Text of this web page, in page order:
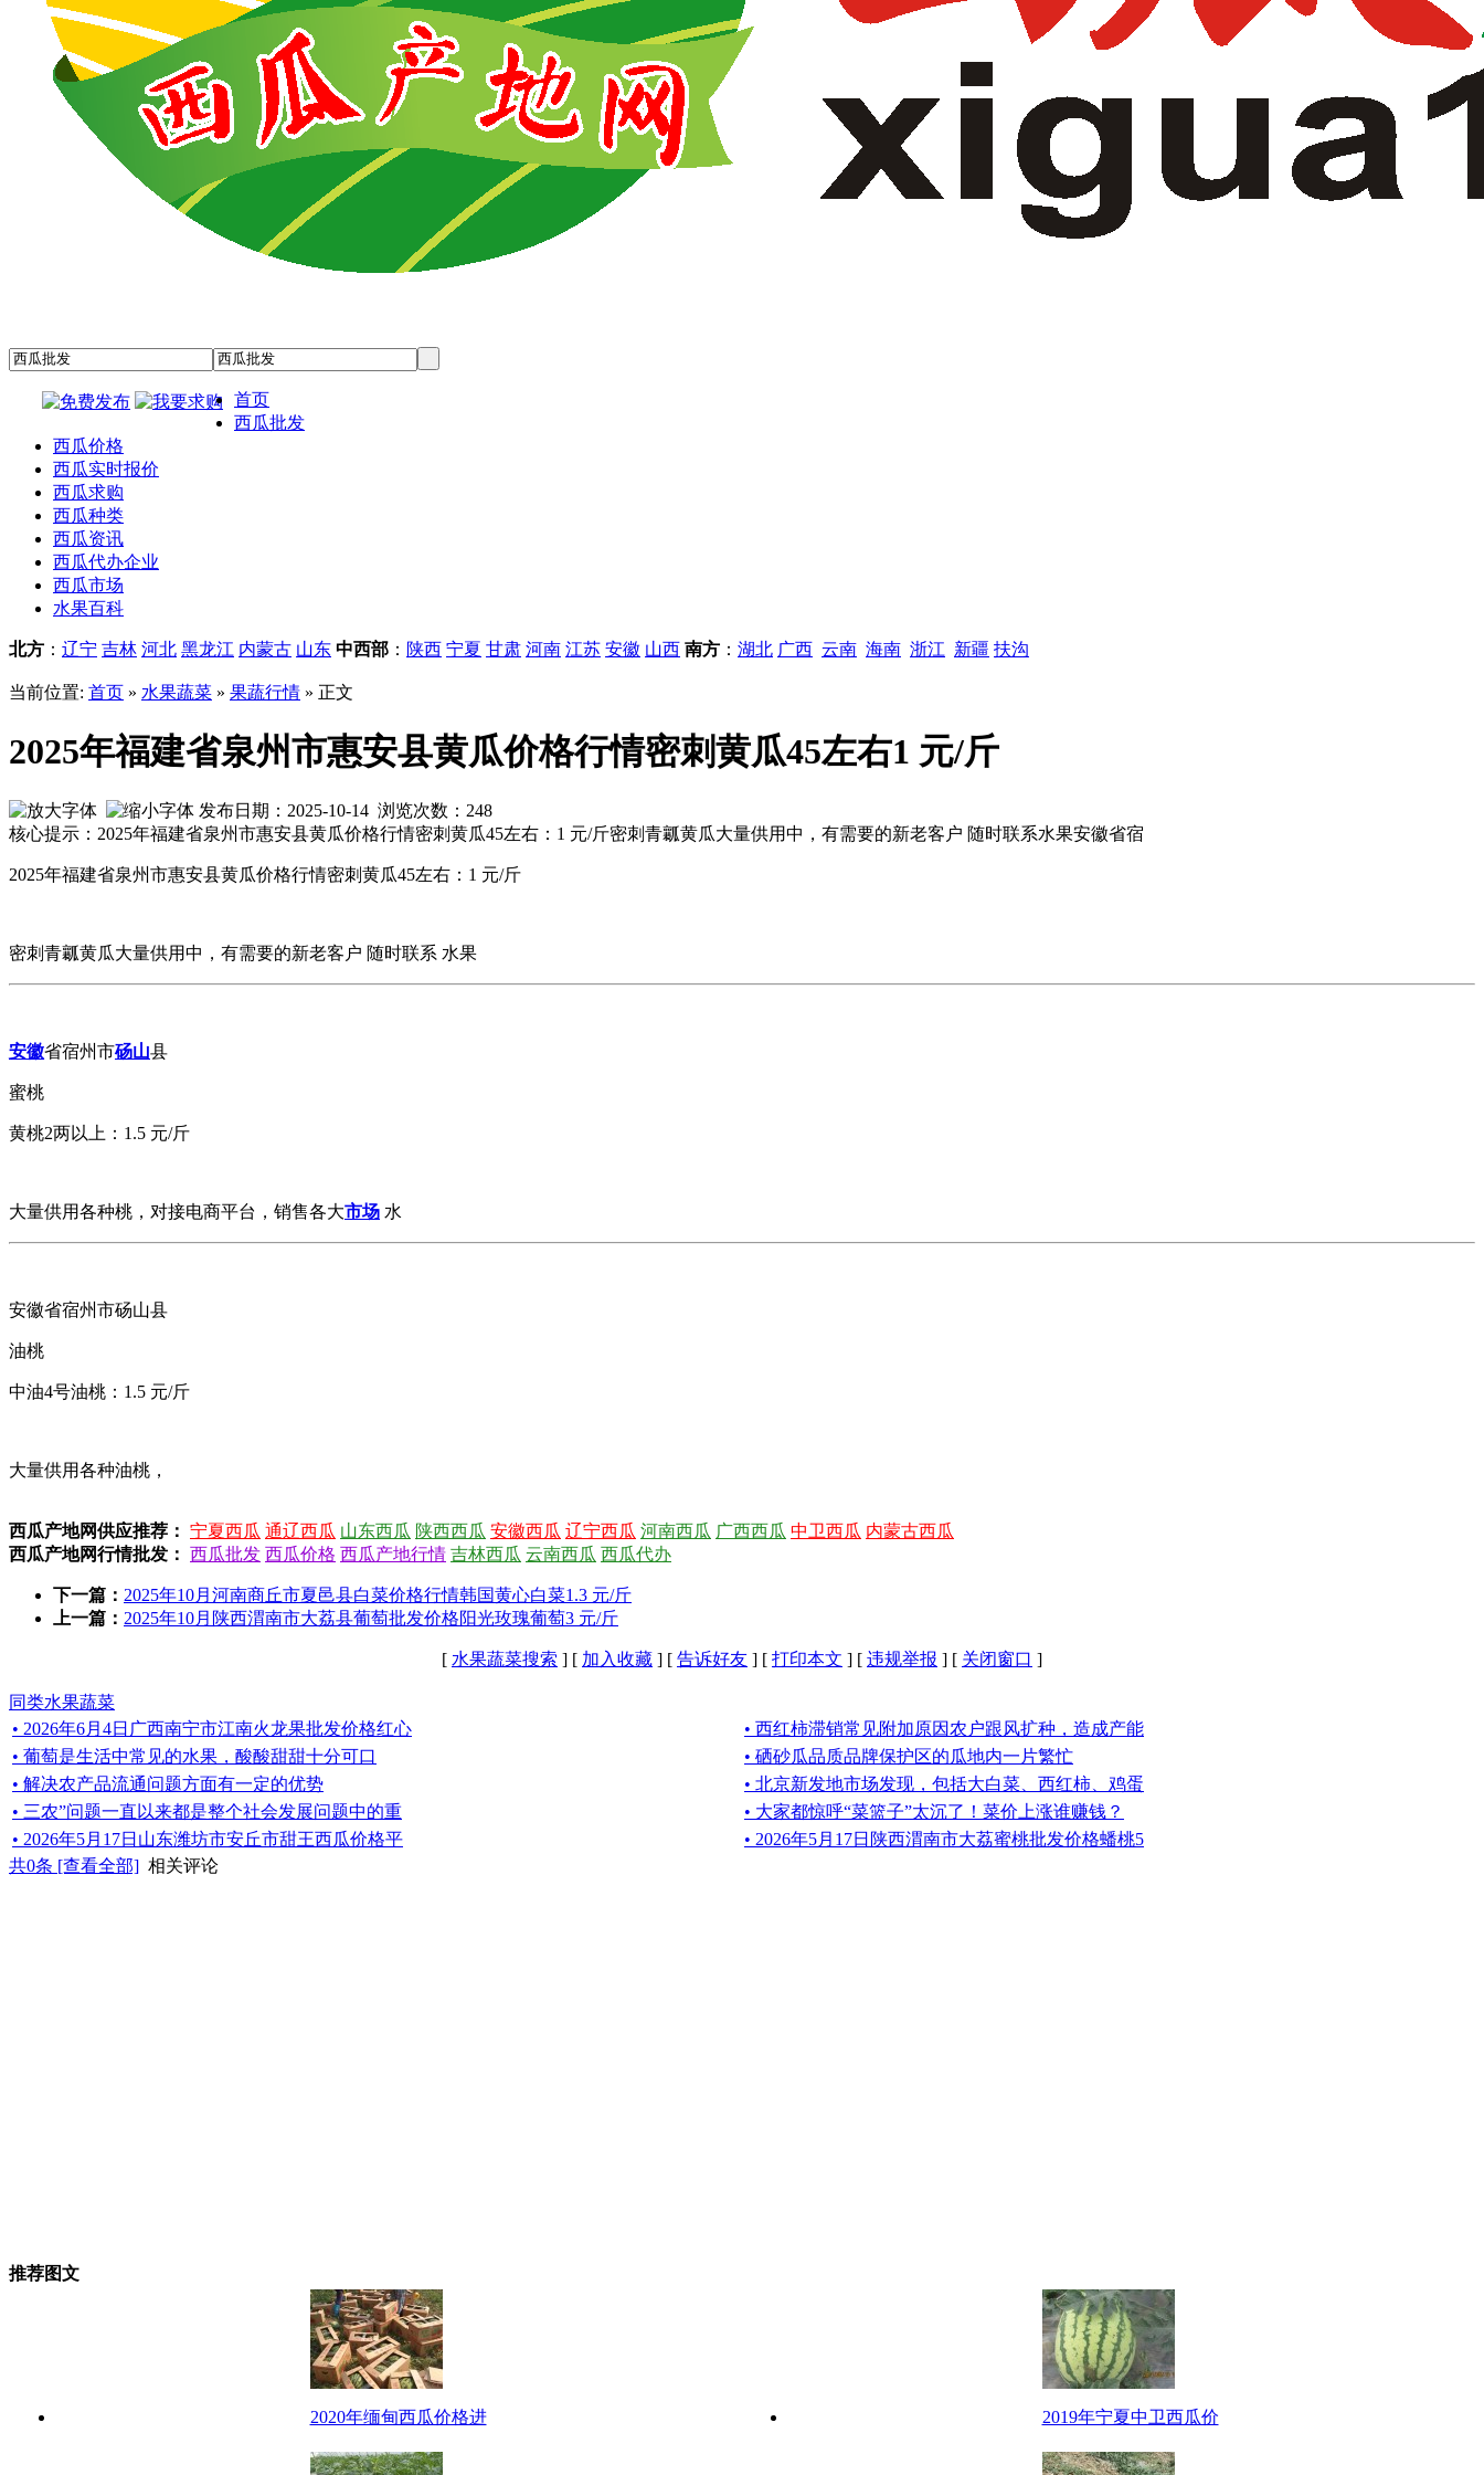
首页
西瓜批发
西瓜价格
西瓜实时报价
西瓜求购
西瓜种类
西瓜资讯
西瓜代办企业
西瓜市场
水果百科
北方 ： 辽宁 吉林 河北 黑龙江 内蒙古 山东 中西部 ： 陕西 宁夏 甘肃 河南 江苏 安徽 山西 南方 ： 湖北 广西 云南 海南 浙江 新疆 扶沟
当前位置: 首页 » 水果蔬菜 » 果蔬行情 » 正文
2025年福建省泉州市惠安县黄瓜价格行情密刺黄瓜45左右1 元/斤
发布日期：2025-10-14 浏览次数： 248
核心提示：2025年福建省泉州市惠安县黄瓜价格行情密刺黄瓜45左右：1 元/斤密刺青瓤黄瓜大量供用中，有需要的新老客户 随时联系水果安徽省宿
2025年福建省泉州市惠安县黄瓜价格行情密刺黄瓜45左右：1 元/斤
密刺青瓤黄瓜大量供用中，有需要的新老客户 随时联系 水果
安徽省宿州市砀山县
蜜桃
黄桃2两以上：1.5 元/斤
大量供用各种桃，对接电商平台，销售各大市场 水
安徽省宿州市砀山县
油桃
中油4号油桃：1.5 元/斤
大量供用各种油桃，
西瓜产地网供应推荐： 宁夏西瓜 通辽西瓜 山东西瓜 陕西西瓜 安徽西瓜 辽宁西瓜 河南西瓜 广西西瓜 中卫西瓜 内蒙古西瓜
西瓜产地网行情批发： 西瓜批发 西瓜价格 西瓜产地行情 吉林西瓜 云南西瓜 西瓜代办
下一篇： 2025年10月河南商丘市夏邑县白菜价格行情韩国黄心白菜1.3 元/斤
上一篇： 2025年10月陕西渭南市大荔县葡萄批发价格阳光玫瑰葡萄3 元/斤
[ 水果蔬菜搜索 ] [ 加入收藏 ] [ 告诉好友 ] [ 打印本文 ] [ 违规举报 ] [ 关闭窗口 ]
同类水果蔬菜
• 2026年6月4日广西南宁市江南火龙果批发价格红心
• 西红柿滞销常见附加原因农户跟风扩种，造成产能
• 葡萄是生活中常见的水果，酸酸甜甜十分可口
• 硒砂瓜品质品牌保护区的瓜地内一片繁忙
• 解决农产品流通问题方面有一定的优势
• 北京新发地市场发现，包括大白菜、西红柿、鸡蛋
• 三农”问题一直以来都是整个社会发展问题中的重
• 大家都惊呼“菜篮子”太沉了！菜价上涨谁赚钱？
• 2026年5月17日山东潍坊市安丘市甜王西瓜价格平
• 2026年5月17日陕西渭南市大荔蜜桃批发价格蟠桃5
共0条 [查看全部] 相关评论
推荐图文
2020年缅甸西瓜价格进 2019年宁夏中卫西瓜价